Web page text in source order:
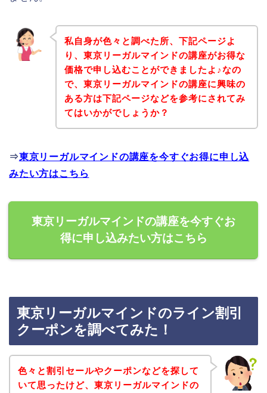
私自身が色々と調べた所、下記ページよ
り、東京リーガルマインドの講座がお得な
価格で申し込むことができましたよ♪なの
で、東京リーガルマインドの講座に興味の
ある方は下記ページなどを参考にされてみ
てはいかがでしょうか？
⇒東京リーガルマインドの講座を今すぐお得に申し込
みたい方はこちら
東京リーガルマインドの講座を今すぐお
得に申し込みたい方はこちら
東京リーガルマインドのライン割引
クーポンを調べてみた！
色々と割引セールやクーポンなどを探して
いて思ったけど、東京リーガルマインドの